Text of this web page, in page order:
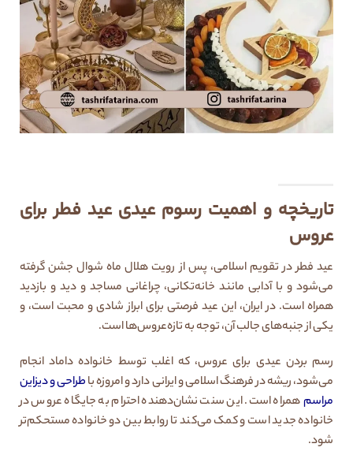
تاریخچه و اهمیت رسوم عیدی عید فطر برای
عروس
عید فطر در تقویم اسلامی، پس از رویت هلال ماه شوال جشن گرفته
می‌شود و با آدابی مانند خانه‌تکانی، چراغانی مساجد و دید و بازدید
همراه است. در ایران، این عید فرصتی برای ابراز شادی و محبت است، و
یکی از جنبه‌های جالب آن، توجه به تازه‌عروس‌ها است.
رسم بردن عیدی برای عروس، که اغلب توسط خانواده داماد انجام
می‌شود، ریشه در فرهنگ اسلامی و ایرانی دارد و امروزه باطراحی و دیزاین
مراسمهمراه است. این سنت نشان‌دهنده احترام به جایگاه عروس در
خانواده جدید است و کمک می‌کند تا روابط بین دو خانواده مستحکم‌تر
شود.